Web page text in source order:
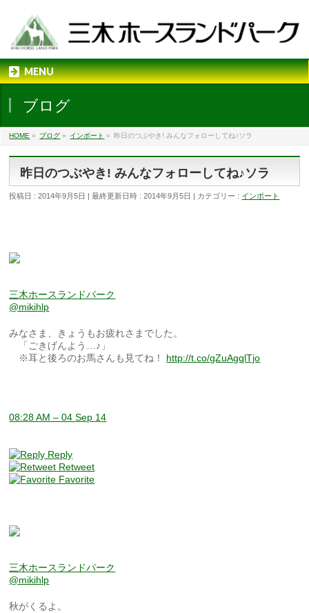
MENU
ブログ
HOME » ブログ » インポート » 昨日のつぶやき! みんなフォローしてね♪ソラ
昨日のつぶやき! みんなフォローしてね♪ソラ
投稿日 : 2014年9月5日 最終更新日時 : 2014年9月5日 カテゴリー : インポート
三木ホースランドパーク
@mikihlp
みなさま、きょうもお疲れさまでした。
「ごきげんよう…♪」
※耳と後ろのお馬さんも見てね！ http://t.co/gZuAgqlTjo
08:28 AM – 04 Sep 14
Reply
Retweet
Favorite
三木ホースランドパーク
@mikihlp
秋がくるよ。